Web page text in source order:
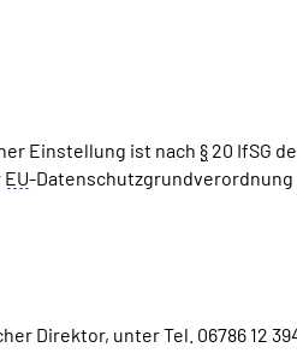
Einstellung ist nach § 20 IfSG
EU-Datenschutzgrundverordnung
Direktor, unter Tel. 06786 12